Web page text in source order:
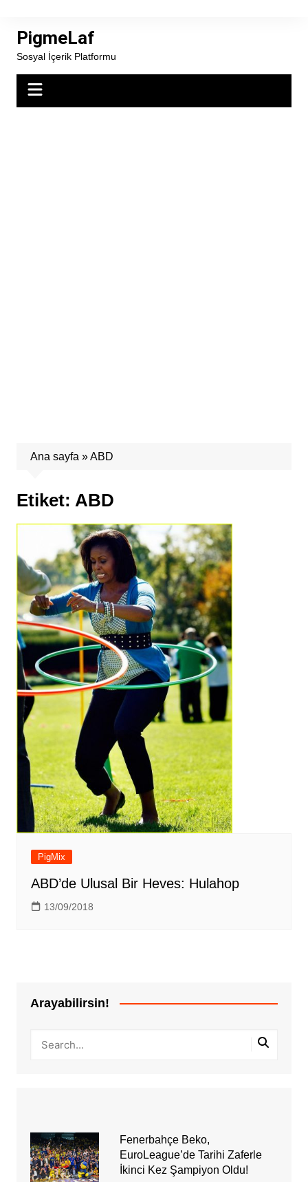
contentPigmeLaf
Sosyal İçerik Platformu
Ana sayfa »ABD
Etiket: ABD
PigMix
ABD’de Ulusal Bir Heves: Hulahop
13/09/2018
Arayabilirsin!
Fenerbahçe Beko,
EuroLeague’de Tarihi Zaferle
İkinci Kez Şampiyon Oldu!